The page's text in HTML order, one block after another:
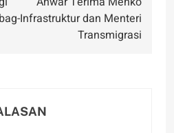
Infrastruktur dan Menteri
Transmigrasi